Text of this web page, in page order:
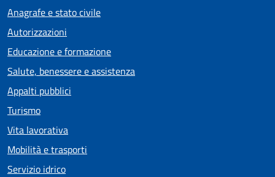
Anagrafe e stato civile
Autorizzazioni
Educazione e formazione
Salute, benessere e assistenza
Appalti pubblici
Turismo
Vita lavorativa
Mobilità e trasporti
Servizio idrico